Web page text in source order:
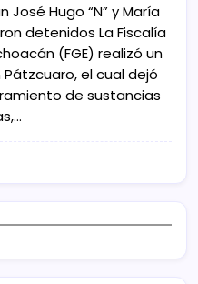
José Hugo “N” y María
detenidos La Fiscalía
(FGE) realizó un
el cual dejó
de sustancias